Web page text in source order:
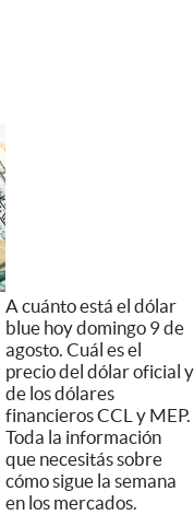
A cuánto está el dólar
blue hoy domingo 9 de
agosto. Cuál es el
precio del dólar oficial y
de los dólares
financieros CCL y MEP.
Toda la información
que necesitás sobre
cómo sigue la semana
en los mercados.